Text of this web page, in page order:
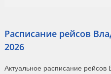
Расписание рейсов
2026
Актуальное расписание рейсов